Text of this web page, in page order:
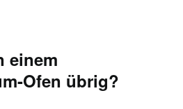
einem
Ofen übrig?